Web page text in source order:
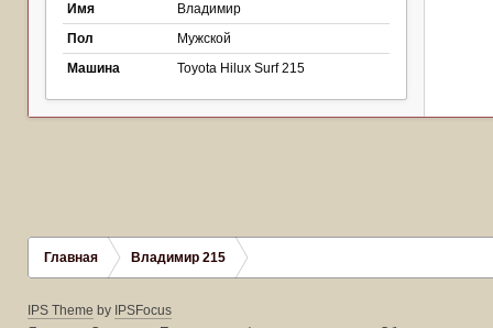
Имя
Владимир
Пол
Мужской
Машина
Toyota Hilux Surf 215
Главная Владимир 215
IPS Theme by IPSFocus